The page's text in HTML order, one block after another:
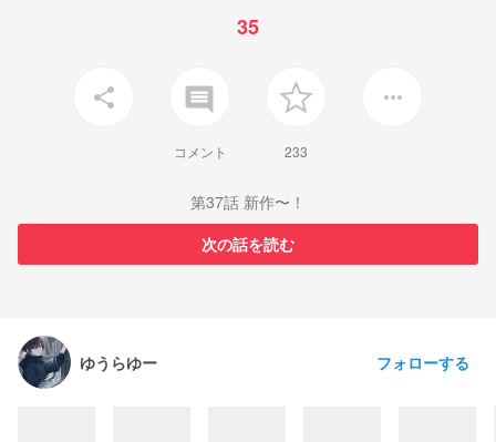
35
share insert_comment
コメント 233
more_horiz
第37話 新作〜！
次の話を読む
ゆうらゆー フォローする